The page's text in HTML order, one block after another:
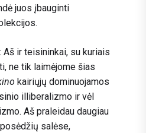
juos įbauginti
ir teisininkai, su kuriais
ne tik laimėjome šias
kairiųjų dominuojamos
illiberalizmo ir vėl
Aš praleidau daugiau
salėse,